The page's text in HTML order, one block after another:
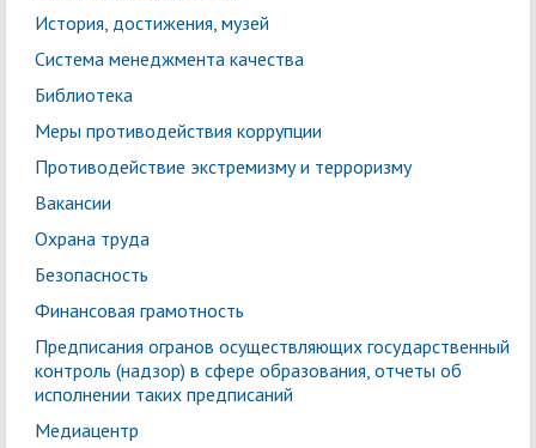
История, достижения, музей
Система менеджмента качества
Библиотека
Меры противодействия коррупции
Противодействие экстремизму и терроризму
Вакансии
Охрана труда
Безопасность
Финансовая грамотность
Предписания огранов осуществляющих государственный
контроль (надзор) в сфере образования, отчеты об
исполнении таких предписаний
Медиацентр